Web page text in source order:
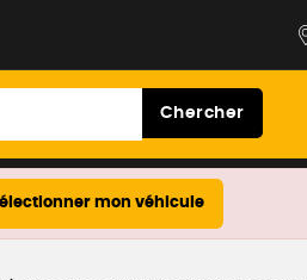
Chercher
mon véhicule